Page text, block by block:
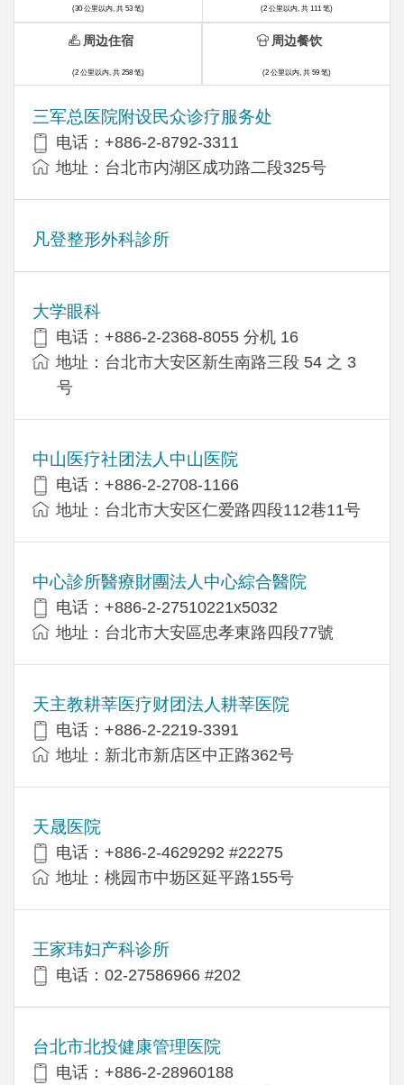
(30 公里以内, 共 53 笔)
三军总医院附设民众诊疗服务处
电话：+886-2-8792-3311
地址：台北市内湖区成功路二段325号
凡登整形外科診所
大学眼科
电话：+886-2-2368-8055 分机 16
地址：台北市大安区新生南路三段 54 之 3
号
中山医疗社团法人中山医院
电话：+886-2-2708-1166
地址：台北市大安区仁爱路四段112巷11号
中心診所醫療財團法人中心綜合醫院
电话：+886-2-27510221x5032
地址：台北市大安區忠孝東路四段77號
天主教耕莘医疗财团法人耕莘医院
电话：+886-2-2219-3391
地址：新北市新店区中正路362号
天晟医院
电话：+886-2-4629292 #22275
地址：桃园市中坜区延平路155号
王家玮妇产科诊所
电话：02-27586966 #202
台北市北投健康管理医院
电话：+886-2-28960188
(2 公里以内, 共 111 笔)
周边住宿
(2 公里以内, 共 258 笔)
周边餐饮
(2 公里以内, 共 59 笔)